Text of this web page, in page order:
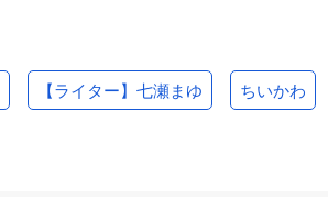
【ライター】七瀬まゆ ちいかわ